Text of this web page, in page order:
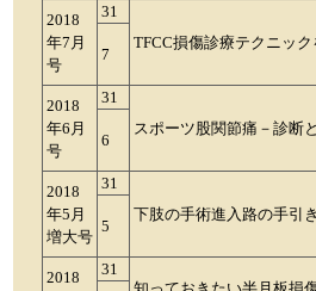
2018
年7月
号
31
TFCC損傷診療テクニック
7
2018
年6月
号
31
スポーツ股関節痛－診断
6
2018
年5月
増大号
31
下肢の手術進入路の手引き
5
2018
31